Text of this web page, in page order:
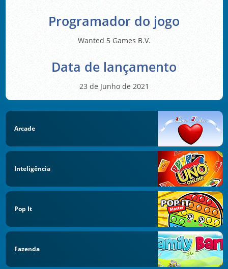
Programador do jogo
Wanted 5 Games B.V.
Data de lançamento
23 de Junho de 2021
Arcade
Inteligência
Pop It
Fazenda